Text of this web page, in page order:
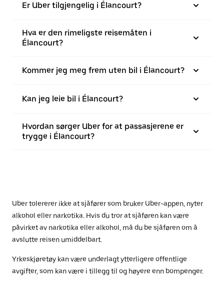
Er Uber tilgjengelig i Élancourt?
Hva er den rimeligste reisemåten i
Élancourt?
Kommer jeg meg frem uten bil i Élancourt?
Kan jeg leie bil i Élancourt?
Hvordan sørger Uber for at passasjerene er
trygge i Élancourt?
Uber tolererer ikke at sjåfører som bruker Uber-appen, nyter
alkohol eller narkotika. Hvis du tror at sjåføren kan være
påvirket av narkotika eller alkohol, må du be sjåføren om å
avslutte reisen umiddelbart.
Yrkeskjøretøy kan være underlagt ytterligere offentlige
avgifter, som kan være i tillegg til og høyere enn bompenger.